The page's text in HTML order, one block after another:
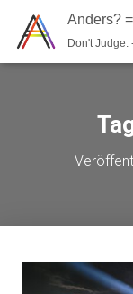
Anders?
Don't Judge.